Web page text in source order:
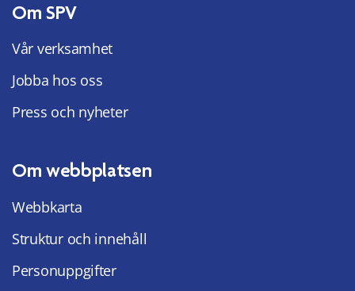
Om SPV
Vår verksamhet
Jobba hos oss
Press och nyheter
Om webbplatsen
Webbkarta
Struktur och innehåll
Personuppgifter